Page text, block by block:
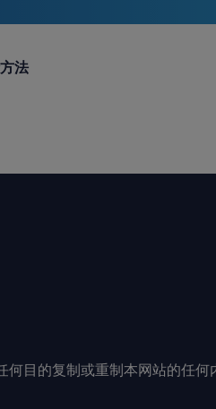
法
目的复制或重制本网站的任何